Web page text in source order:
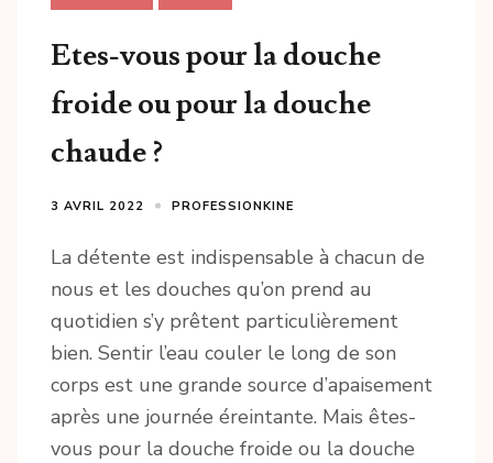
Etes-vous pour la douche
froide ou pour la douche
chaude ?
3 AVRIL 2022 PROFESSIONKINE
La détente est indispensable à chacun de
nous et les douches qu’on prend au
quotidien s’y prêtent particulièrement
bien. Sentir l’eau couler le long de son
corps est une grande source d’apaisement
après une journée éreintante. Mais êtes-
vous pour la douche froide ou la douche